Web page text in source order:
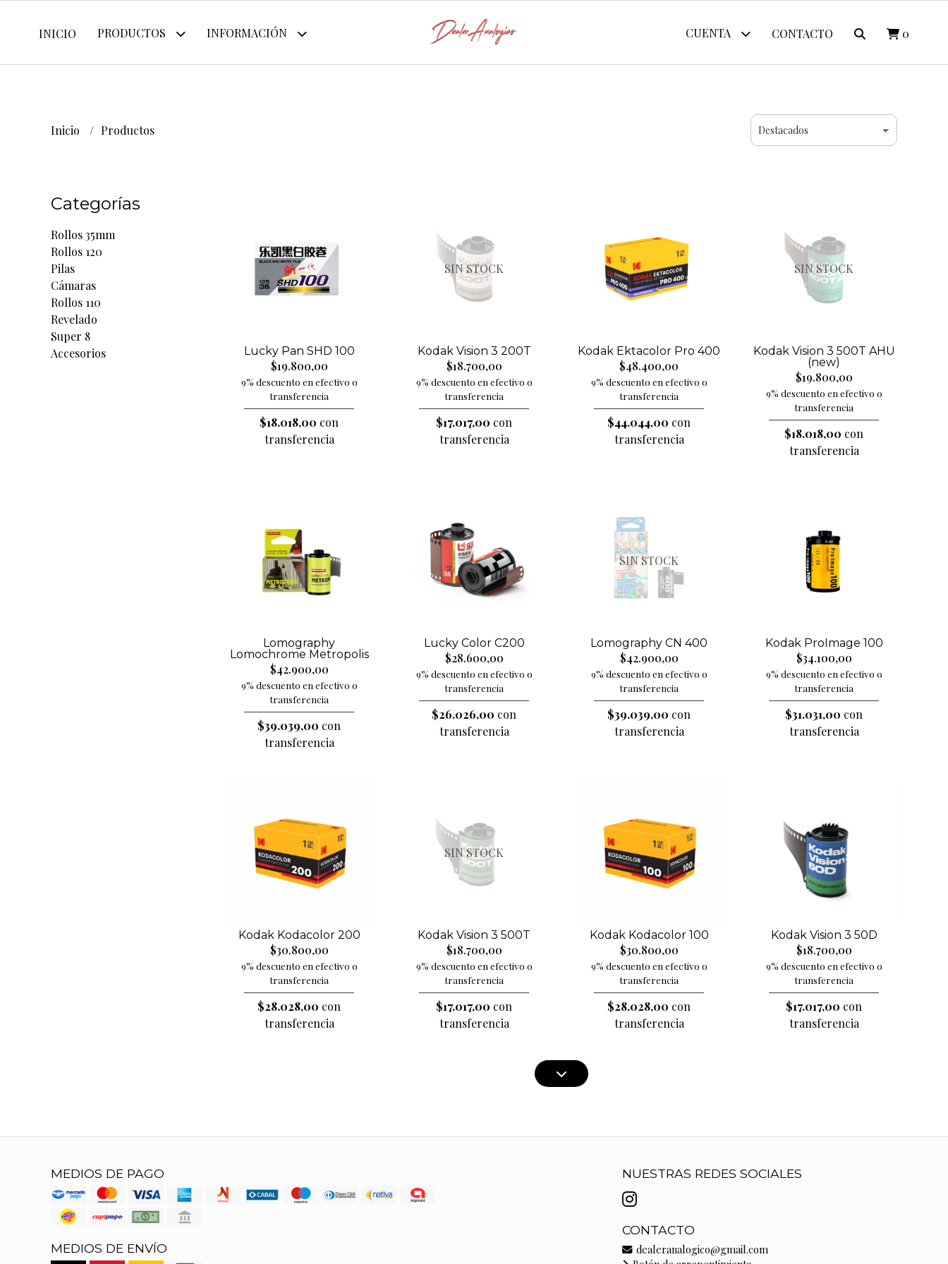
INICIO PRODUCTOS INFORMACIÓN CUENTA CONTACTO 0
Inicio Productos
Categorías
Rollos 35mm
Rollos 120
Pilas
Cámaras
Rollos 110
Revelado
Super 8
Accesorios
Lucky Pan SHD 100
$19.800,00
9% descuento en efectivo o
transferencia
$18.018,00 con
transferencia
SIN STOCK
Kodak Vision 3 200T
$18.700,00
9% descuento en efectivo o
transferencia
$17.017,00 con
transferencia
Kodak Ektacolor Pro 400
$48.400,00
9% descuento en efectivo o
transferencia
$44.044,00 con
transferencia
SIN STOCK
Kodak Vision 3 500T AHU
(new)
$19.800,00
9% descuento en efectivo o
transferencia
$18.018,00 con
transferencia
Lomography
Lomochrome Metropolis
$42.900,00
9% descuento en efectivo o
transferencia
$39.039,00 con
transferencia
Lucky Color C200
$28.600,00
9% descuento en efectivo o
transferencia
$26.026,00 con
transferencia
SIN STOCK
Lomography CN 400
$42.900,00
9% descuento en efectivo o
transferencia
$39.039,00 con
transferencia
Kodak ProImage 100
$34.100,00
9% descuento en efectivo o
transferencia
$31.031,00 con
transferencia
Kodak Kodacolor 200
$30.800,00
9% descuento en efectivo o
transferencia
$28.028,00 con
transferencia
SIN STOCK
Kodak Vision 3 500T
$18.700,00
9% descuento en efectivo o
transferencia
$17.017,00 con
transferencia
Kodak Kodacolor 100
$30.800,00
9% descuento en efectivo o
transferencia
$28.028,00 con
transferencia
Kodak Vision 3 50D
$18.700,00
9% descuento en efectivo o
transferencia
$17.017,00 con
transferencia
MEDIOS DE PAGO
MEDIOS DE ENVÍO
NUESTRAS REDES SOCIALES
CONTACTO
dealeranalogico@gmail.com